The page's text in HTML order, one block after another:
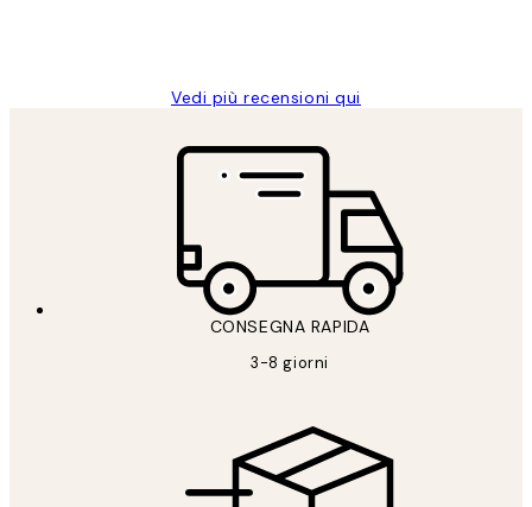
Vedi più recensioni qui
CONSEGNA RAPIDA
3-8 giorni